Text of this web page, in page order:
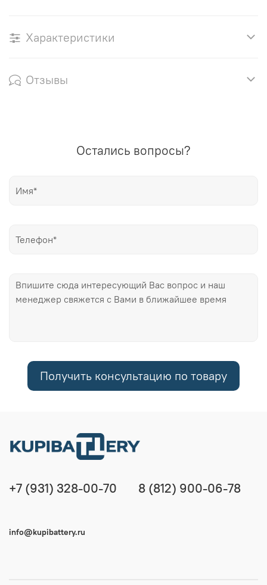
Характеристики
Отзывы
Остались вопросы?
Получить консультацию по товару
+7 (931) 328-00-70 8 (812) 900-06-78
info@kupibattery.ru